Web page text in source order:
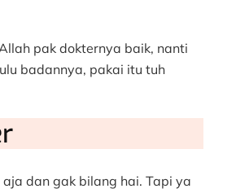
pak dokternya baik, nanti
badannya, pakai itu tuh
dan gak bilang hai. Tapi ya